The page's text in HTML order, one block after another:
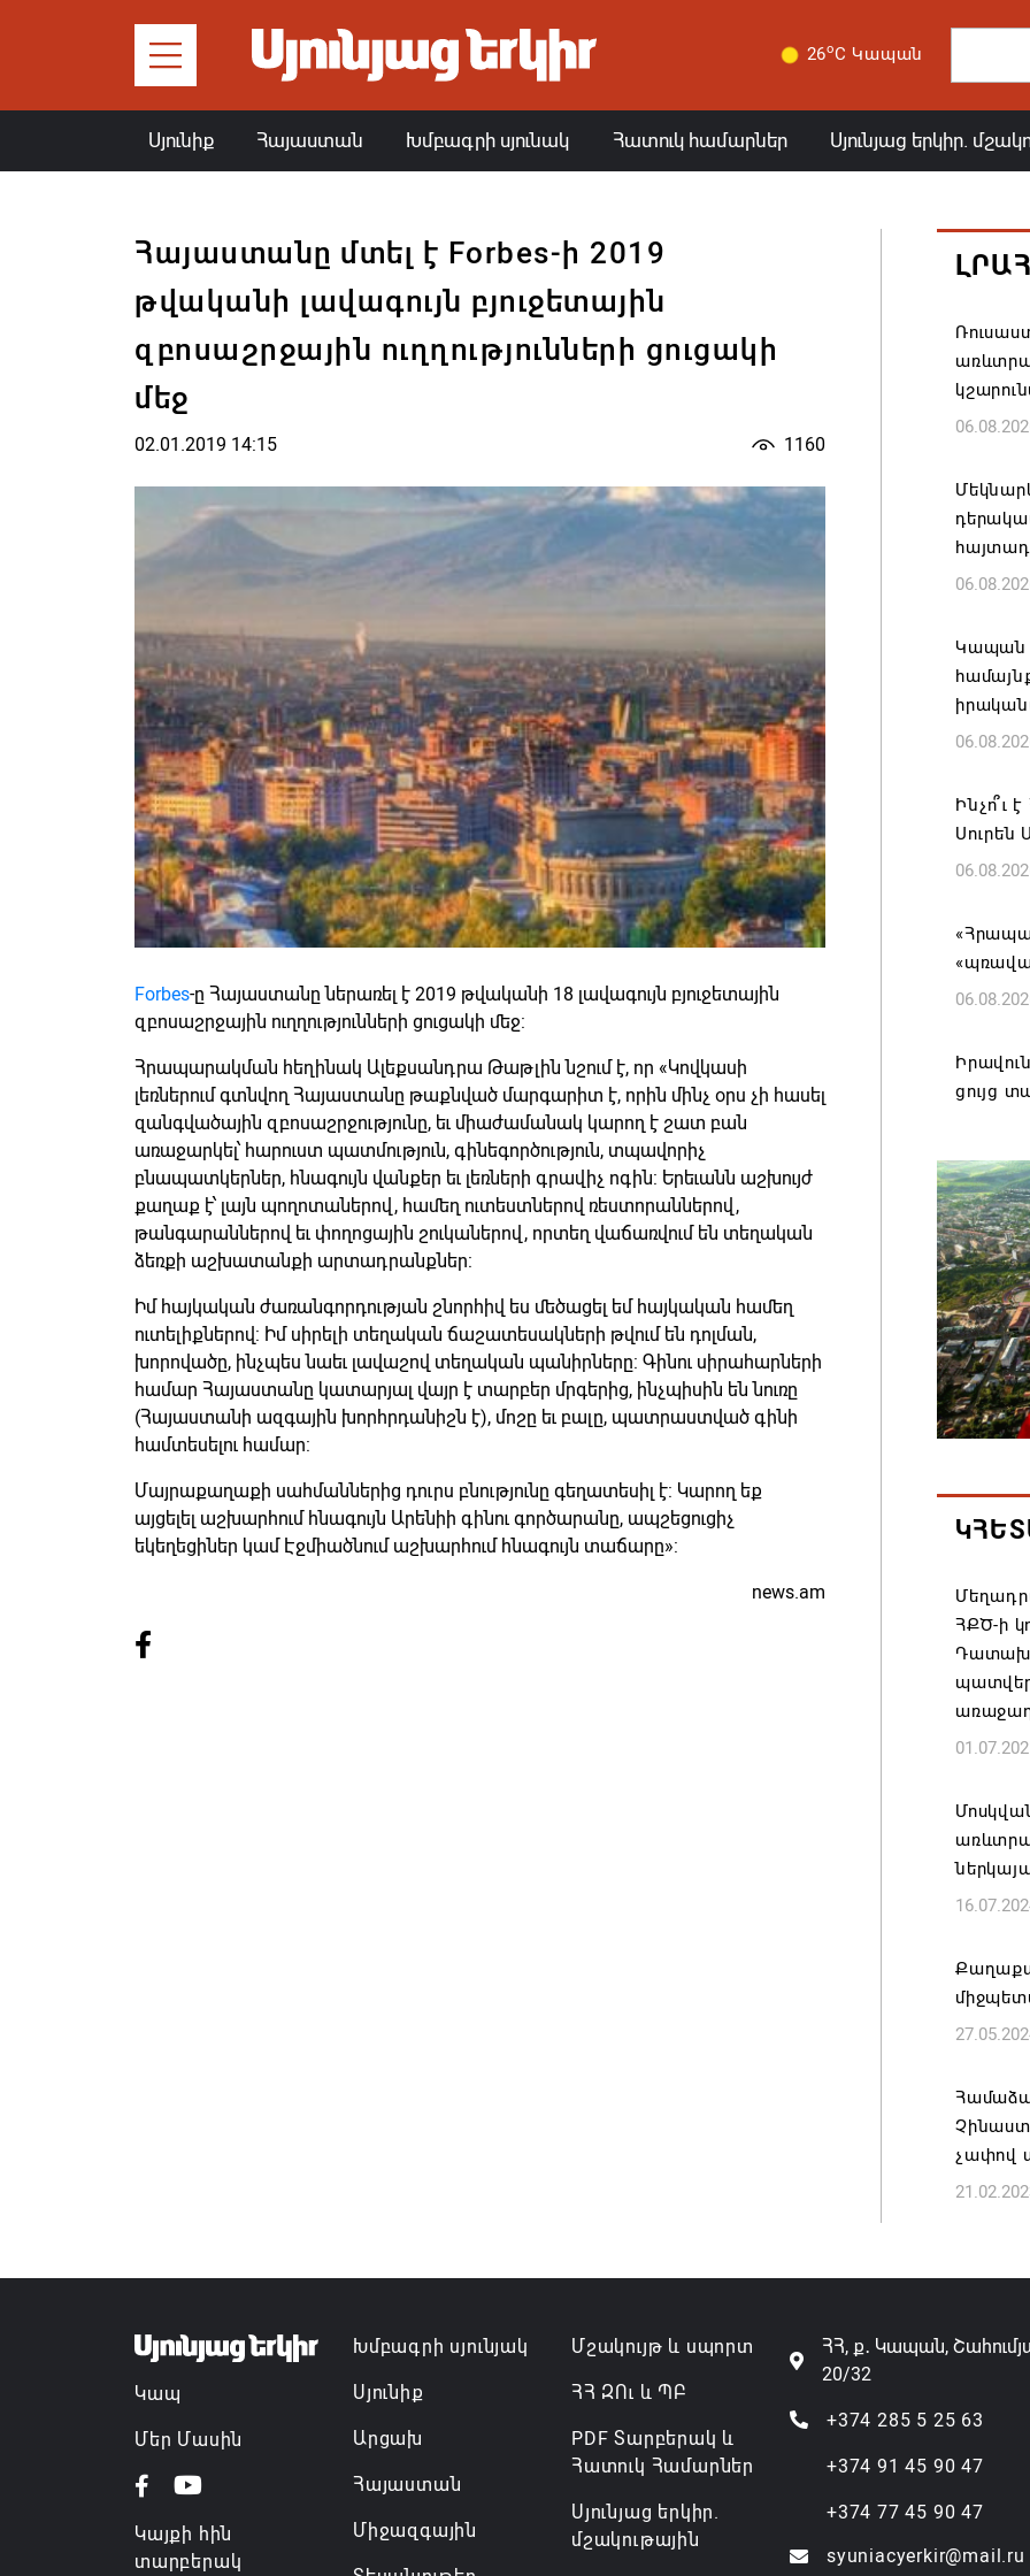
26oC Կապան
Սյունիք Հայաստան Խմբագրի սյունակ Հատուկ համարներ Սյունյաց երկիր.
Հայաստանը մտել է Forbes-ի 2019
թվականի լավագույն բյուջետային
զբոսաշրջային ուղղությունների ցուցակի
մեջ
02.01.2019 14:15 1160
Forbes-ը Հայաստանը ներառել է 2019 թվականի 18 լավագույն բյուջետային
զբոսաշրջային ուղղությունների ցուցակի մեջ:
Հրապարակման հեղինակ Ալեքսանդրա Թաթլին նշում է, որ «Կովկասի
լեռներում գտնվող Հայաստանը թաքնված մարգարիտ է, որին մինչ օրս չի հասել
զանգվածային զբոսաշրջությունը, եւ միաժամանակ կարող է շատ բան
առաջարկել՝ հարուստ պատմություն, գինեգործություն, տպավորիչ
բնապատկերներ, հնագույն վանքեր եւ լեռների գրավիչ ոգին: Երեւանն աշխույժ
քաղաք է՝ լայն պողոտաներով, համեղ ուտեստներով ռեստորաններով,
թանգարաններով եւ փողոցային շուկաներով, որտեղ վաճառվում են տեղական
ձեռքի աշխատանքի արտադրանքներ:
Իմ հայկական ժառանգորդության շնորհիվ ես մեծացել եմ հայկական համեղ
ուտելիքներով: Իմ սիրելի տեղական ճաշատեսակների թվում են դոլման,
խորովածը, ինչպես նաեւ լավաշով տեղական պանիրները: Գինու սիրահարների
համար Հայաստանը կատարյալ վայր է տարբեր մրգերից, ինչպիսին են նուռը
(Հայաստանի ազգային խորհրդանիշն է), մոշը եւ բալը, պատրաստված գինի
համտեսելու համար:
Մայրաքաղաքի սահմաններից դուրս բնությունը գեղատեսիլ է: Կարող եք
այցելել աշխարհում հնագույն Արենիի գինու գործարանը, ապշեցուցիչ
եկեղեցիներ կամ Էջմիածնում աշխարհում հնագույն տաճարը»:
news.am
Կապան
Ինչո՞ւ
Սուրեն
ցույց
ՌԴ-ի
տարվա
ով
ՀՔԾ-ի
չափով
Կապ
Մեր Մասին
Կայքի հին
տարբերակ
Խմբագրի սյունյակ
Սյունիք
Արցախ
Հայաստան
Միջազգային
Մշակույթ և սպորտ
ՀՀ ԶՈւ և ՊԲ
PDF Տարբերակ և
Հատուկ Համարներ
Սյունյաց երկիր.
մշակութային
ՀՀ, ք․ Կապան,
20/32
+374 285 5 25 63
+374 91 45 90 47
+374 77 45 90 47
syuniacyerkir@mail.ru